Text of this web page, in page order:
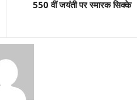
550 वीं जयंती पर स्मारक सिक्के